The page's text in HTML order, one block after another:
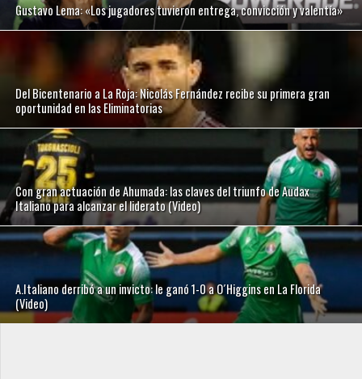
Gustavo Lema: «Los jugadores tuvieron entrega, convicción y valentía»
Del Bicentenario a La Roja: Nicolás Fernández recibe su primera gran
oportunidad en las Eliminatorias
Con gran actuación de Ahumada: las claves del triunfo de Audax
Italiano para alcanzar el liderato (Video)
A.Italiano derribó a un invicto: le ganó 1-0 a O´Higgins en La Florida
(Video)